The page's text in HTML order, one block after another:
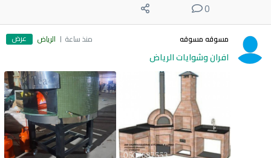
0
مسوقه مسوقه منذ ساعة الرياض عرض
افران وشوايات الرياض